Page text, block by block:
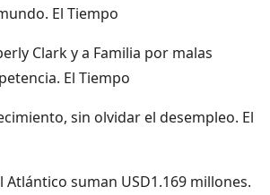
El Tiempo
Clark y a Familia por malas
El Tiempo
sin olvidar el desempleo. El
Atlántico suman USD1.169 millones.